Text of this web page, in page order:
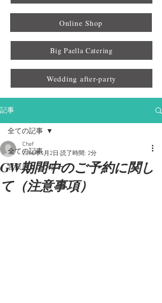
Online Shop
Big Paella Catering
Wedding after-party
記事
全ての記事
営業日カレンダー
全ての記事
GW期間中のご予約に関し
て（注意事項）
Chef
2016年4月2日 読了時間: 2分